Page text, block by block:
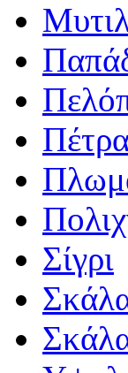
Σίγρι